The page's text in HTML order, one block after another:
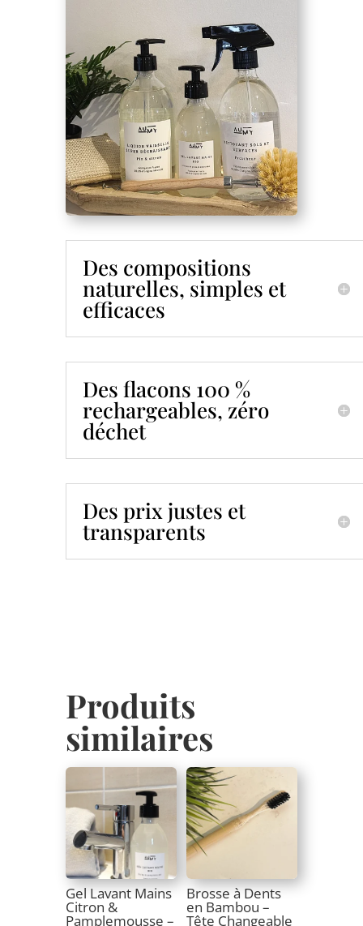
Des compositions
naturelles, simples et
efficaces
Des flacons 100 %
rechargeables, zéro
déchet
Des prix justes et
transparents
Produits
similaires
Gel Lavant Mains
Citron &
Pamplemousse –
Brosse à Dents
en Bambou –
Tête Changeable